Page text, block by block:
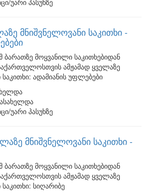
უარი პასუხზე
მნიშვნელოვანი საკითხი -
ბარათზე მოყვანილი საკითხებიდან
ამჟამად ყველაზე
საკითხი: ადამიანის უფლებები
უარი პასუხზე
მნიშვნელოვანი საკითხი -
ბარათზე მოყვანილი საკითხებიდან
ამჟამად ყველაზე
სიღარიბე